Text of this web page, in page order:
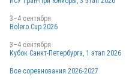
GER
GER
3–4 сентября
Bolero Cup 2026
3–4 сентября
Кубок Санкт-Петербурга, 1 этап 2026
Все соревнования 2026-2027